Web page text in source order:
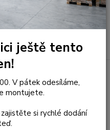
Menu
Hledat
ROMEO
ještě tento
V pátek odesíláme,
montujete.
si rychlé dodání